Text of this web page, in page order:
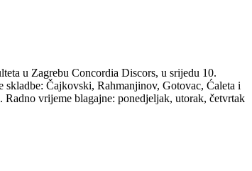
u Zagrebu Concordia Discors, u srijedu 10.
Čajkovski, Rahmanjinov, Gotovac, Ćaleta i
vrijeme blagajne: ponedjeljak, utorak, četvrtak